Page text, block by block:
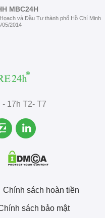
MBC24H
và Đầu Tư thành phố Hồ Chí Minh
05/2014
17h T2- T7
Chính sách hoàn tiền
sách bảo mật